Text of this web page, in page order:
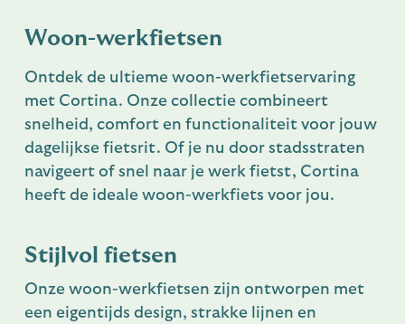
Woon-werkfietsen
Ontdek de ultieme woon-werkfietservaring
met Cortina. Onze collectie combineert
snelheid, comfort en functionaliteit voor jouw
dagelijkse fietsrit. Of je nu door stadsstraten
navigeert of snel naar je werk fietst, Cortina
heeft de ideale woon-werkfiets voor jou.
Stijlvol fietsen
Onze woon-werkfietsen zijn ontworpen met
een eigentijds design, strakke lijnen en